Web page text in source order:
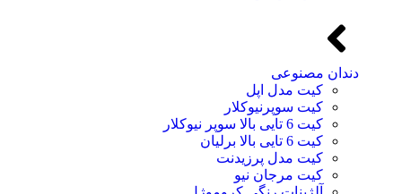
دندان مصنوعی
کیت مدل اپل
کیت سوپرنیوکلار
کیت 6 تایی بالا سوپر نیوکلار
کیت 6 تایی بالا برلیان
کیت مدل پرزیدنت
کیت مرجان نیو